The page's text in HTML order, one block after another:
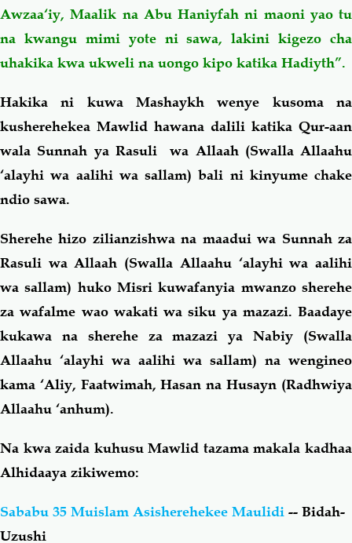
Awzaa‘iy, Maalik na Abu Haniyfah ni maoni yao tu
na kwangu mimi yote ni sawa, lakini kigezo cha
uhakika kwa ukweli na uongo kipo katika Hadiyth”.
Hakika ni kuwa Mashaykh wenye kusoma na
kusherehekea Mawlid hawana dalili katika Qur-aan
wala Sunnah ya Rasuli wa Allaah (Swalla Allaahu
‘alayhi wa aalihi wa sallam) bali ni kinyume chake
ndio sawa.
Sherehe hizo zilianzishwa na maadui wa Sunnah za
Rasuli wa Allaah (Swalla Allaahu ‘alayhi wa aalihi
wa sallam) huko Misri kuwafanyia mwanzo sherehe
za wafalme wao wakati wa siku ya mazazi. Baadaye
kukawa na sherehe za mazazi ya Nabiy (Swalla
Allaahu ‘alayhi wa aalihi wa sallam) na wengineo
kama ‘Aliy, Faatwimah, Hasan na Husayn (Radhwiya
Allaahu ‘anhum).
Na kwa zaida kuhusu Mawlid tazama makala kadhaa
Alhidaaya zikiwemo:
Sababu 35 Muislam Asisherehekee Maulidi -- Bidah-
Uzushi